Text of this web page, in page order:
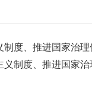
度、推进国家治理
制度、推进国家治